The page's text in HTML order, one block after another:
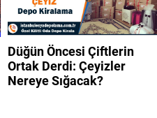
Düğün Öncesi Çiftlerin
Ortak Derdi: Çeyizler
Nereye Sığacak?